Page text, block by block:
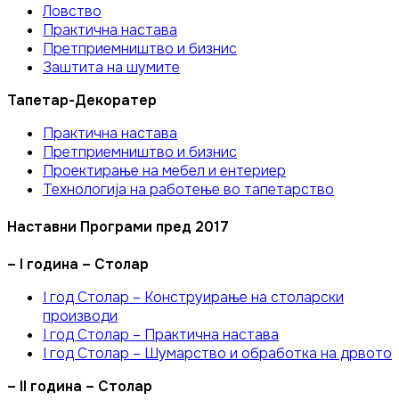
Ловство
Практична настава
Претприемништво и бизнис
Заштита на шумите
Тапетар-Декоратер
Практична настава
Претприемништво и бизнис
Проектирање на мебел и ентериер
Технологија на работење во тапетарство
Наставни Програми пред 2017
– I година – Столар
I год Столар – Конструирање на столарски
производи
I год Столар – Практична настава
I год Столар – Шумарство и обработка на дрвото
– II година – Столар